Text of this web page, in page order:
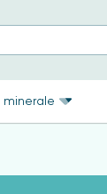
minerale